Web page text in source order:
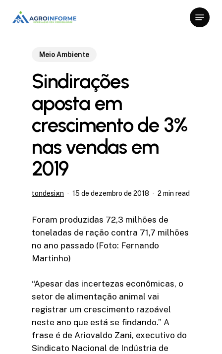
Menu
Meio Ambiente
Sindirações
aposta em
crescimento de 3%
nas vendas em
2019
tondesign 15 de dezembro de 2018 2 min read
Foram produzidas 72,3 milhões de
toneladas de ração contra 71,7 milhões
no ano passado (Foto: Fernando
Martinho)
“Apesar das incertezas econômicas, o
setor de alimentação animal vai
registrar um crescimento razoável
neste ano que está se findando.” A
frase é de Ariovaldo Zani, executivo do
Sindicato Nacional de Indústria de